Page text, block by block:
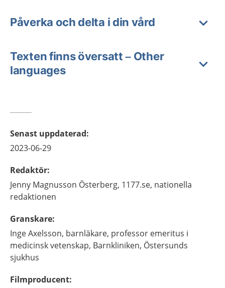
Påverka och delta i din vård
Texten finns översatt – Other
languages
Senast uppdaterad:
2023-06-29
Redaktör:
Jenny Magnusson Österberg, 1177.se, nationella
redaktionen
Granskare:
IngeAxelsson, barnläkare, professor emeritus i
medicinsk vetenskap, Barnkliniken, Östersunds
sjukhus
Filmproducent: